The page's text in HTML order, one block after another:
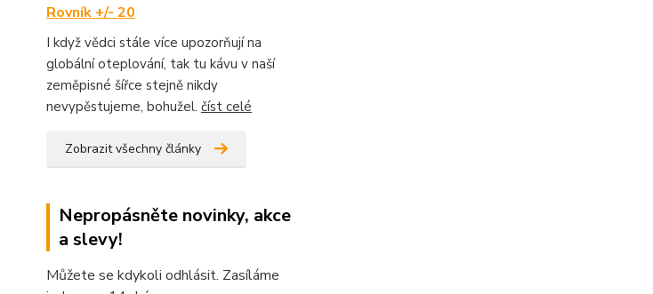
Rovník +/- 20
I když vědci stále více upozorňují na
globální oteplování, tak tu kávu v naší
zeměpisné šířce stejně nikdy
nevypěstujeme, bohužel. číst celé
Zobrazit všechny články
Nepropásněte novinky, akce
a slevy!
Můžete se kdykoli odhlásit. Zasíláme